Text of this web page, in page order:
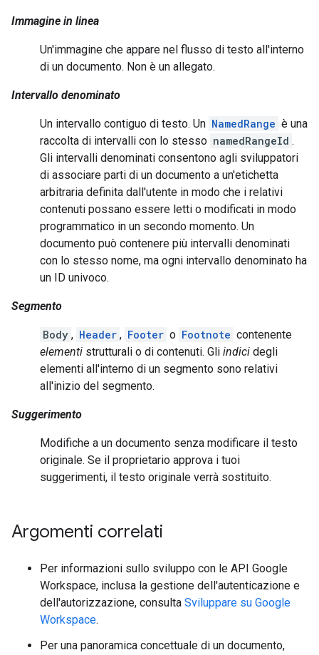
Immagine in linea
Un'immagine che appare nel flusso di testo all'interno
di un documento. Non è un allegato.
Intervallo denominato
Un intervallo contiguo di testo. Un NamedRange è una
raccolta di intervalli con lo stesso namedRangeId .
Gli intervalli denominati consentono agli sviluppatori
di associare parti di un documento a un'etichetta
arbitraria definita dall'utente in modo che i relativi
contenuti possano essere letti o modificati in modo
programmatico in un secondo momento. Un
documento può contenere più intervalli denominati
con lo stesso nome, ma ogni intervallo denominato ha
un ID univoco.
Segmento
Body , Header , Footer o Footnote contenente
elementi strutturali o di contenuti. Gli indici degli
elementi all'interno di un segmento sono relativi
all'inizio del segmento.
Suggerimento
Modifiche a un documento senza modificare il testo
originale. Se il proprietario approva i tuoi
suggerimenti, il testo originale verrà sostituito.
Argomenti correlati
Per informazioni sullo sviluppo con le API Google
Workspace, inclusa la gestione dell'autenticazione e
dell'autorizzazione, consulta Sviluppare su Google
Workspace.
Per una panoramica concettuale di un documento,